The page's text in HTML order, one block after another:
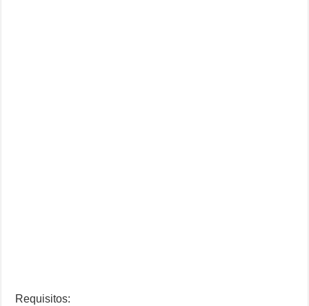
Requisitos: